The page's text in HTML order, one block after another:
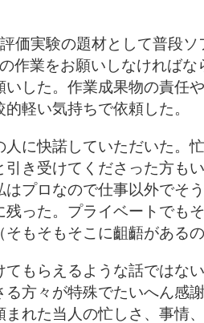
価実験の題材として普段
作業をお願いしなければ
いした。作業成果物の責任
軽い気持ちで依頼した。
人に快諾していただいた。
引き受けてくださった方も
はプロなので仕事以外でそ
残った。プライベートでも
もそもそこに齟齬がある
てもらえるような話ではな
る方々が特殊でたいへん感
まれた当人の忙しさ、事情